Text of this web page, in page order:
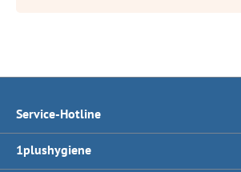
Service-Hotline
1plushygiene